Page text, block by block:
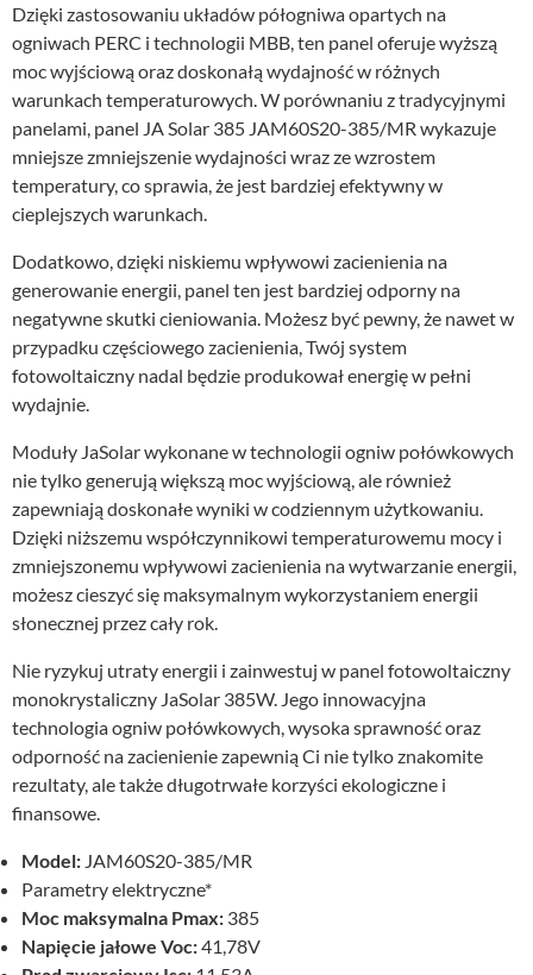
Dzięki zastosowaniu układów półogniwa opartych na
ogniwach PERC i technologii MBB, ten panel oferuje wyższą
moc wyjściową oraz doskonałą wydajność w różnych
warunkach temperaturowych. W porównaniu z tradycyjnymi
panelami, panel JA Solar 385 JAM60S20-385/MR wykazuje
mniejsze zmniejszenie wydajności wraz ze wzrostem
temperatury, co sprawia, że jest bardziej efektywny w
cieplejszych warunkach.
Dodatkowo, dzięki niskiemu wpływowi zacienienia na
generowanie energii, panel ten jest bardziej odporny na
negatywne skutki cieniowania. Możesz być pewny, że nawet w
przypadku częściowego zacienienia, Twój system
fotowoltaiczny nadal będzie produkował energię w pełni
wydajnie.
Moduły JaSolar wykonane w technologii ogniw połówkowych
nie tylko generują większą moc wyjściową, ale również
zapewniają doskonałe wyniki w codziennym użytkowaniu.
Dzięki niższemu współczynnikowi temperaturowemu mocy i
zmniejszonemu wpływowi zacienienia na wytwarzanie energii,
możesz cieszyć się maksymalnym wykorzystaniem energii
słonecznej przez cały rok.
Nie ryzykuj utraty energii i zainwestuj w panel fotowoltaiczny
monokrystaliczny JaSolar 385W. Jego innowacyjna
technologia ogniw połówkowych, wysoka sprawność oraz
odporność na zacienienie zapewnią Ci nie tylko znakomite
rezultaty, ale także długotrwałe korzyści ekologiczne i
finansowe.
Model: JAM60S20-385/MR
Parametry elektryczne*
Moc maksymalna Pmax: 385
Napięcie jałowe Voc:41,78V